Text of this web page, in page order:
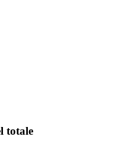
totale